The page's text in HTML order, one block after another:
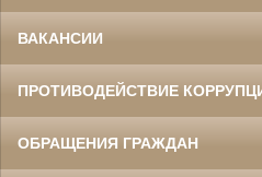
ВАКАНСИИ
ПРОТИВОДЕЙСТВИЕ
ОБРАЩЕНИЯ ГРАЖДАН